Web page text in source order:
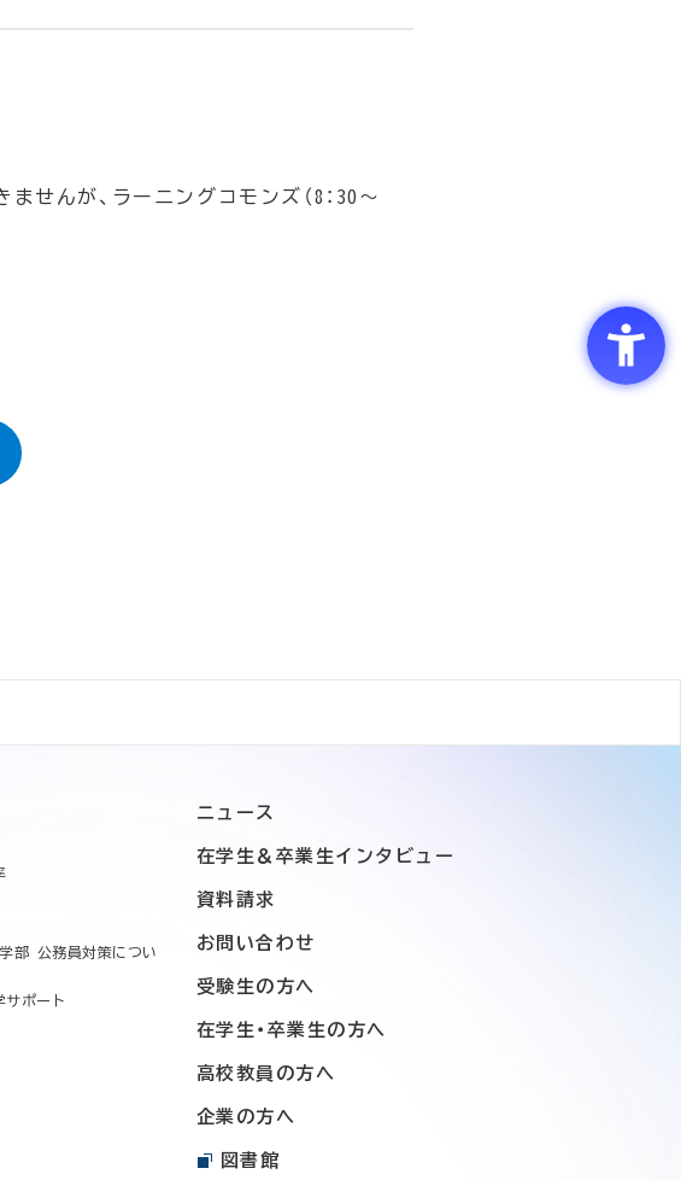
せんが、ラーニングコモンズ（8：30～
部 公務員対策につい
サポート
ニュース
在学生＆卒業生インタビュー
資料請求
お問い合わせ
受験生の方へ
在学生・卒業生の方へ
高校教員の方へ
企業の方へ
図書館